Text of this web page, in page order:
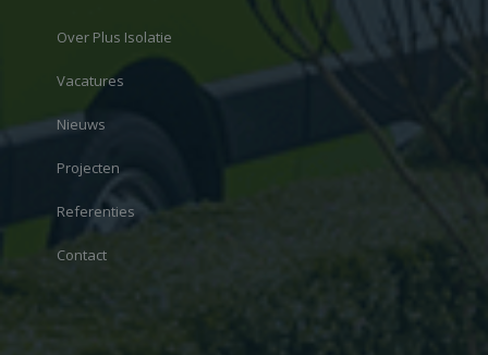
Over Plus Isolatie
Vacatures
Nieuws
Projecten
Referenties
Contact